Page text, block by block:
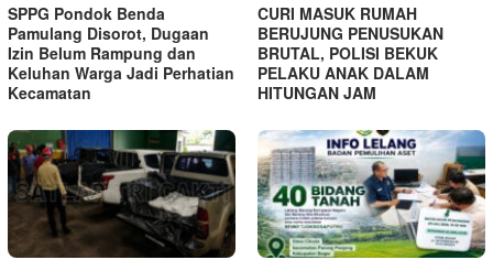
SPPG Pondok Benda
Pamulang Disorot, Dugaan
Izin Belum Rampung dan
Keluhan Warga Jadi Perhatian
Kecamatan
CURI MASUK RUMAH
BERUJUNG PENUSUKAN
BRUTAL, POLISI BEKUK
PELAKU ANAK DALAM
HITUNGAN JAM